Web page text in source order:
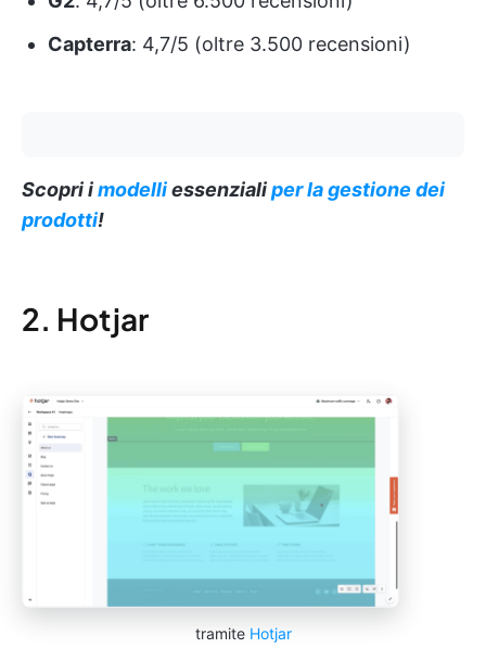
Capterra: 4,7/5 (oltre 3.500 recensioni)
Scopri imodelliessenzialiper la gestione dei
prodotti!
2. Hotjar
tramite Hotjar